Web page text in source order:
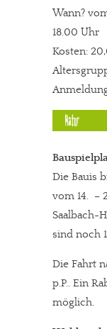
Wann?
18.00 Uhr
Kosten:
Die
vom 14. –
Saalbach-
sind noch
Die Fahrt
p.P.. Ein
möglich.